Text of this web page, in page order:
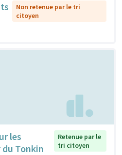
Non retenue par le tri
citoyen
les
Tonkin
Retenue par le
tri citoyen